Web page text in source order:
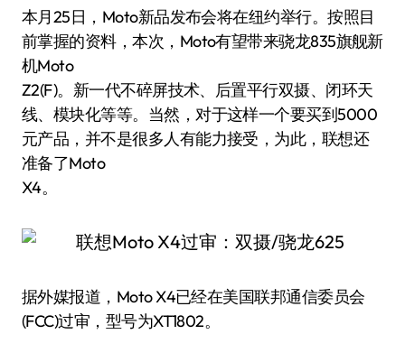
本月25日，Moto新品发布会将在纽约举行。按照目
前掌握的资料，本次，Moto有望带来骁龙835旗舰新
机Moto
Z2(F)。新一代不碎屏技术、后置平行双摄、闭环天
线、模块化等等。当然，对于这样一个要买到5000
元产品，并不是很多人有能力接受，为此，联想还
准备了Moto
X4。
据外媒报道，Moto X4已经在美国联邦通信委员会
(FCC)过审，型号为XT1802。